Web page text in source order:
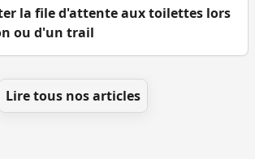
la file d'attente aux toilettes lors
ou d'un trail
Lire tous nos articles